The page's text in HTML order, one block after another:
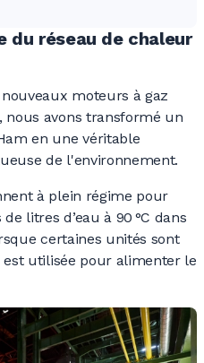
du réseau de chaleur
nouveaux moteurs à gaz
avons transformé un
en une véritable
de l'environnement.
à plein régime pour
litres d’eau à 90 °C dans
certaines unités sont
utilisée pour alimenter le